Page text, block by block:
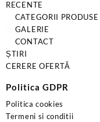
RECENTE
CATEGORII PRODUSE
GALERIE
CONTACT
ȘTIRI
CERERE OFERTĂ
Politica GDPR
Politica cookies
Termeni si conditii